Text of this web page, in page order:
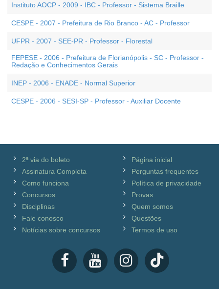
Instituto AOCP - 2009 - IBC - Professor - Sistema Braille
CESPE - 2007 - Prefeitura de Rio Branco - AC - Professor
UFPR - 2007 - SEE-PR - Professor - Florestal
FEPESE - 2006 - Prefeitura de Florianópolis - SC - Professor -
Redação e Conhecimentos Gerais
INEP - 2006 - ENADE - Normal Superior
CESPE - 2006 - SESI-SP - Professor - Auxiliar Docente
2ª via do boleto
Assinatura Completa
Como funciona
Concursos
Disciplinas
Fale conosco
Notícias sobre concursos
Página inicial
Perguntas frequentes
Política de privacidade
Provas
Quem somos
Questões
Termos de uso